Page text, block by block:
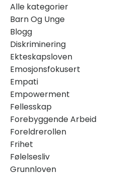
Alle kategorier
Barn Og Unge
Blogg
Diskriminering
Ekteskapsloven
Emosjonsfokusert
Empati
Empowerment
Fellesskap
Forebyggende Arbeid
Foreldrerollen
Frihet
Følelsesliv
Grunnloven